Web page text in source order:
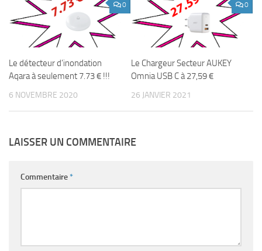
0
Le détecteur d’inondation
Aqara à seulement 7.73 € !!!
6 NOVEMBRE 2020
0
Le Chargeur Secteur AUKEY
Omnia USB C à 27,59 €
26 JANVIER 2021
LAISSER UN COMMENTAIRE
Commentaire*